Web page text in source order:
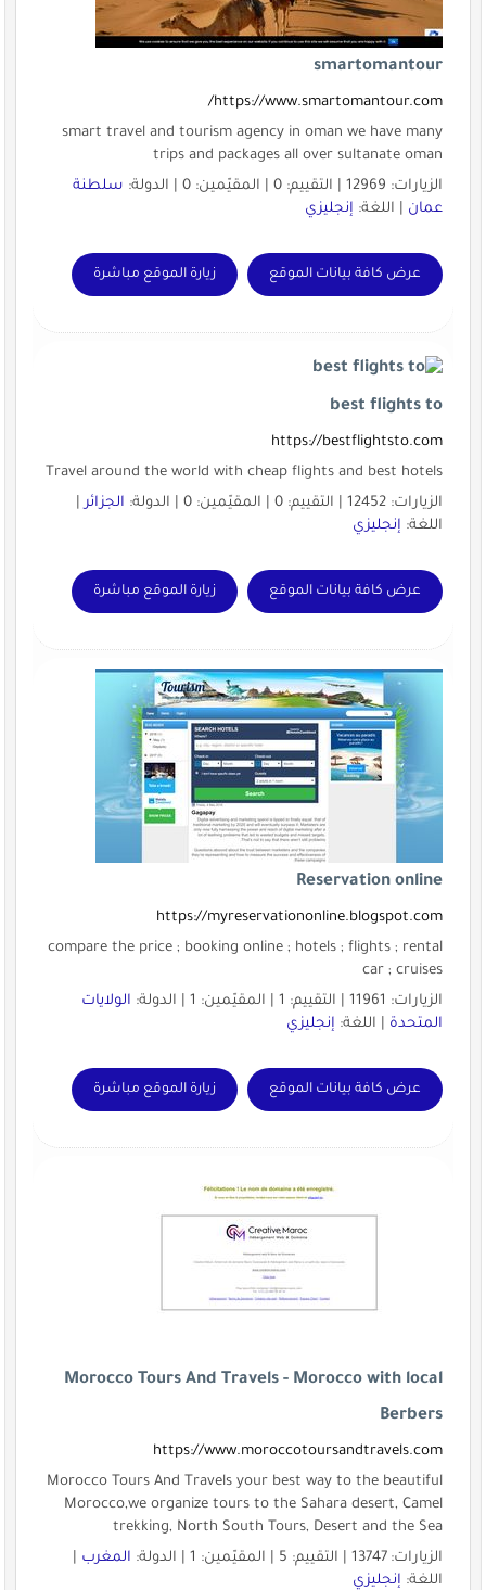
smartomantour
https://www.smartomantour.com/
smart travel and tourism agency in oman we have many
trips and packages all over sultanate oman
الزيارات: 12969 | التقييم: 0 | المقيّمين: 0 | الدولة:
سلطنة
عمان| اللغة: إنجليزي
عرض كافة بيانات الموقع زيارة الموقع مباشرة
best flights to
https://bestflightsto.com
Travel around the world with cheap flights and best hotels
الزيارات: 12452 | التقييم: 0 | المقيّمين: 0 | الدولة:
الجزائر|
اللغة: إنجليزي
عرض كافة بيانات الموقع زيارة الموقع مباشرة
Reservation online
https://myreservationonline.blogspot.com
compare the price ; booking online ; hotels ; flights ; rental
car ; cruises
الزيارات: 11961 | التقييم: 1 | المقيّمين: 1 | الدولة:
الولايات
المتحدة| اللغة: إنجليزي
عرض كافة بيانات الموقع زيارة الموقع مباشرة
Morocco Tours And Travels - Morocco with local
Berbers
https://www.moroccotoursandtravels.com
Morocco Tours And Travels your best way to the beautiful
Morocco,we organize tours to the Sahara desert, Camel
trekking, North South Tours, Desert and the Sea
الزيارات: 13747 | التقييم: 5 | المقيّمين: 1 | الدولة:
المغرب|
اللغة: إنجليزي